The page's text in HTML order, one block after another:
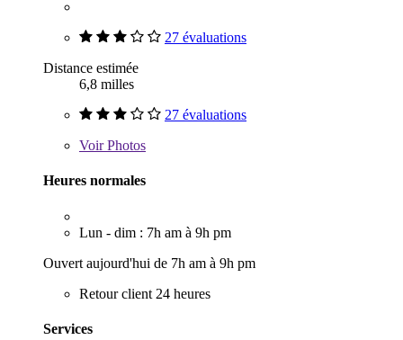
27 évaluations
Distance estimée
6,8 milles
27 évaluations
VoirPhotos
Heures normales
Lun - dim : 7h am à 9h pm
Ouvert aujourd'hui de 7h am à 9h pm
Retour client 24 heures
Services